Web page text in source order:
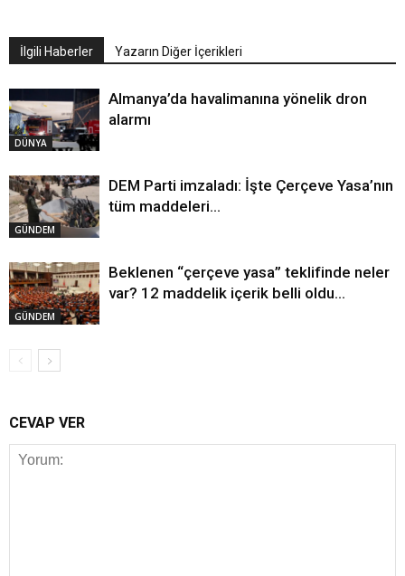
İlgili Haberler Yazarın Diğer İçerikleri
DÜNYA
Almanya’da havalimanına yönelik dron
alarmı
GÜNDEM
DEM Parti imzaladı: İşte Çerçeve Yasa’nın
tüm maddeleri…
GÜNDEM
Beklenen “çerçeve yasa” teklifinde neler
var? 12 maddelik içerik belli oldu…
CEVAP VER